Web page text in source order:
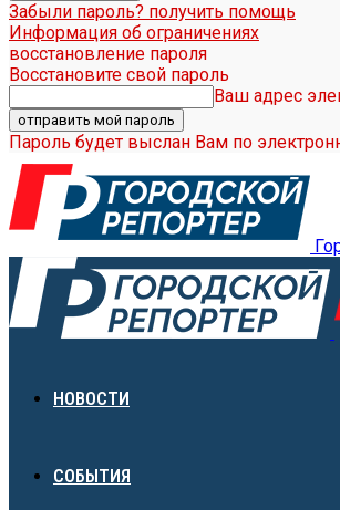
Забыли пароль? получить помощь
Информация об ограничениях
восстановление пароля
Восстановите свой пароль
Ваш адрес
Пароль будет выслан Вам по
НОВОСТИ
СОБЫТИЯ